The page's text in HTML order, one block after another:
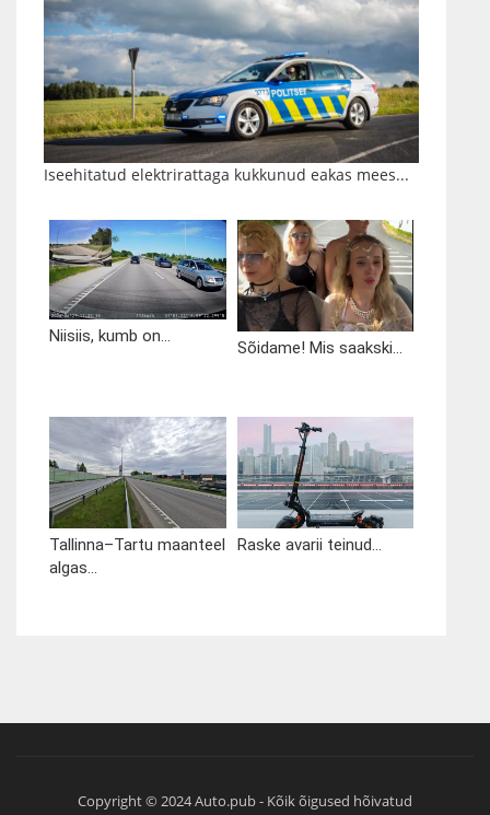
Iseehitatud elektrirattaga kukkunud eakas mees...
Niisiis, kumb on...
Sõidame! Mis saakski...
Tallinna–Tartu maanteel
algas...
Raske avarii teinud...
Copyright © 2024 Auto.pub - Kõik õigused hõivatud